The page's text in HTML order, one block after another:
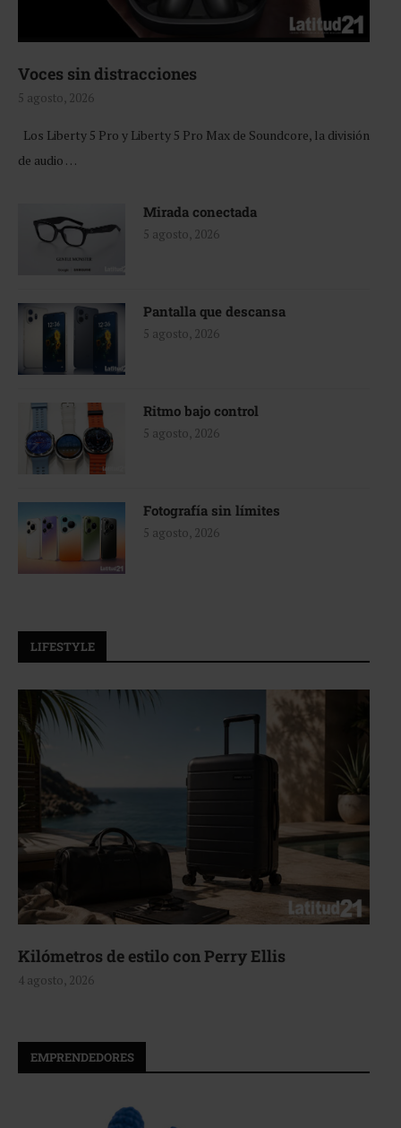
Voces sin distracciones
5 agosto, 2026
Los Liberty 5 Pro y Liberty 5 Pro Max de Soundcore, la división
de audio …
Mirada conectada
5 agosto, 2026
Pantalla que descansa
5 agosto, 2026
Ritmo bajo control
5 agosto, 2026
Fotografía sin límites
5 agosto, 2026
LIFESTYLE
Aerie, texturas que fluyen
4 agosto, 2026
EMPRENDEDORES